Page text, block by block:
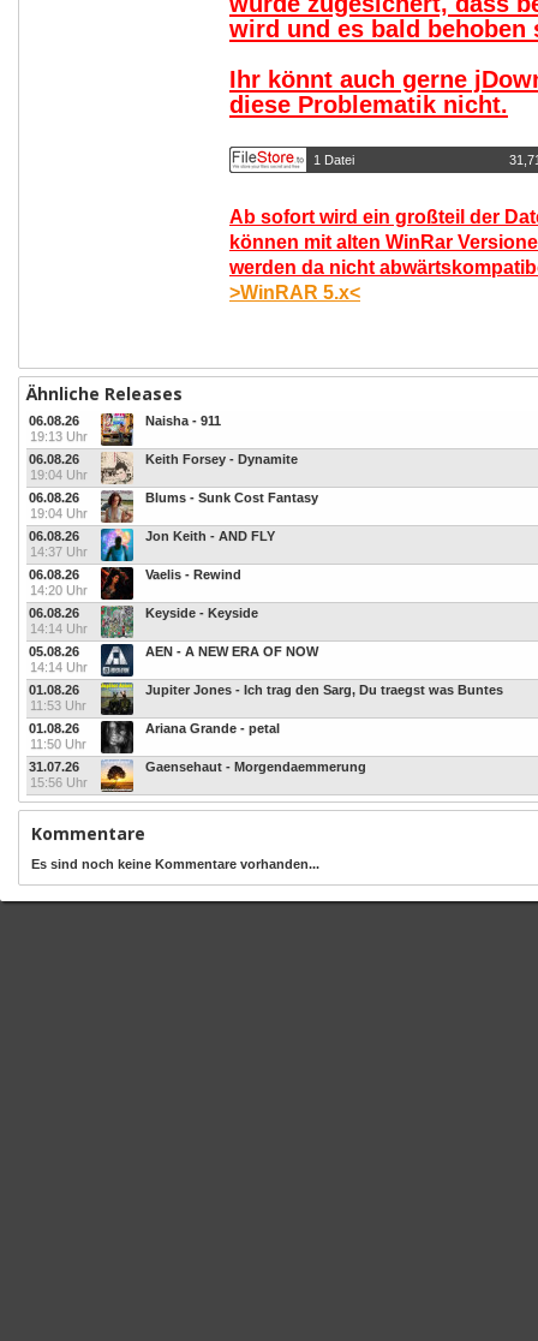
wird und es bald behoben
Ihr könnt auch gerne
diese Problematik nicht.
1 Datei
Ab sofort wird ein großteil der
können mit alten WinRar
werden da nicht
>WinRAR 5.x<
Ähnliche Releases
06.08.26
19:13 Uhr
Naisha - 911
06.08.26
19:04 Uhr
Keith Forsey - Dynamite
06.08.26
19:04 Uhr
Blums - Sunk Cost Fantasy
06.08.26
14:37 Uhr
Jon Keith - AND FLY
06.08.26
14:20 Uhr
Vaelis - Rewind
06.08.26
14:14 Uhr
Keyside - Keyside
05.08.26
14:14 Uhr
AEN - A NEW ERA OF NOW
01.08.26
11:53 Uhr
Jupiter Jones - Ich trag den Sarg, Du traegst was Buntes
01.08.26
11:50 Uhr
Ariana Grande - petal
31.07.26
15:56 Uhr
Gaensehaut - Morgendaemmerung
Kommentare
Es sind noch keine Kommentare vorhanden...